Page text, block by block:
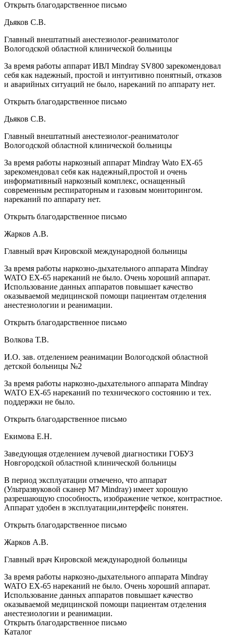
Открыть благодарственное письмо
Дьяков С.В.
Главный внештатный анестезиолог-реаниматолог
Вологодской областной клинической больницы
За время работы аппарат ИВЛ Mindray SV800 зарекомендовал
себя как надежный, простой и интуитивно понятный, отказов
и аварийных ситуаций не было, нареканий по аппарату нет.
Открыть благодарственное письмо
Дьяков С.В.
Главный внештатный анестезиолог-реаниматолог
Вологодской областной клинической больницы
За время работы наркозный аппарат Mindray Wato EX-65
зарекомендовал себя как надежный,простой и очень
информативный наркозный комплекс, оснащенный
современным респираторным и газовым мониторингом.
нареканий по аппарату нет.
Открыть благодарственное письмо
Жарков А.В.
Главный врач Кировской международной больницы
За время работы наркозно-дыхательного аппарата Mindray
WATO EX-65 нареканий не было. Очень хороший аппарат.
Использование данных аппаратов повышает качество
оказываемой медицинской помощи пациентам отделения
анестезиологии и реанимации.
Открыть благодарственное письмо
Волкова Т.В.
И.О. зав. отделением реанимации Вологодской областной
детской больницы №2
За время работы наркозно-дыхательного аппарата Mindray
WATO EX-65 нареканий по технического состоянию и тех.
поддержки не было.
Открыть благодарственное письмо
Екимова Е.Н.
Заведующая отделением лучевой диагностики ГОБУЗ
Новгородской областной клинической больницы
В период эксплуатации отмечено, что аппарат
(Ультразвуковой сканер М7 Mindray) имеет хорошую
разрешающую способность, изображение четкое, контрастное.
Аппарат удобен в эксплуатации,интерфейс понятен.
Открыть благодарственное письмо
Жарков А.В.
Главный врач Кировской международной больницы
За время работы наркозно-дыхательного аппарата Mindray
WATO EX-65 нареканий не было. Очень хороший аппарат.
Использование данных аппаратов повышает качество
оказываемой медицинской помощи пациентам отделения
анестезиологии и реанимации.
Открыть благодарственное письмо
Каталог